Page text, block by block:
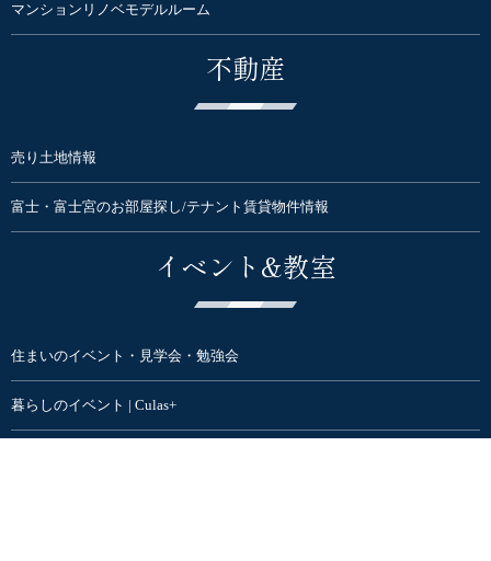
マンションリノベモデルルーム
不動産
売り土地情報
富士・富士宮のお部屋探し/テナント賃貸物件情報
イベント&教室
住まいのイベント・見学会・勉強会
暮らしのイベント | Culas+